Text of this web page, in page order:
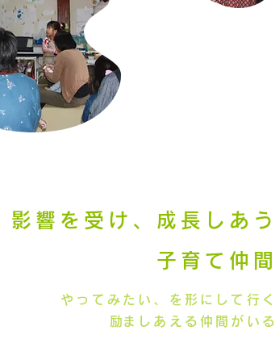
影響を受け、成長しあう
子育て仲間
やってみたい、を形にして行く
​励ましあえる仲間がいる